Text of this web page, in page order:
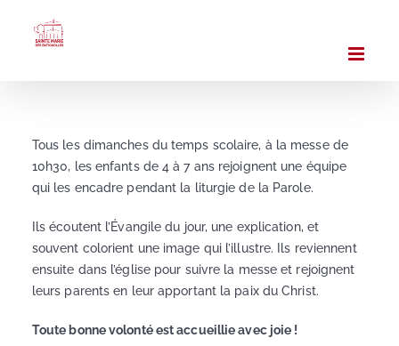
Tous les dimanches du temps scolaire, à la messe de
10h30, les enfants de 4 à 7 ans rejoignent une équipe
qui les encadre pendant la liturgie de la Parole.
Ils écoutent l’Évangile du jour, une explication, et
souvent colorient une image qui l’illustre. Ils reviennent
ensuite dans l’église pour suivre la messe et rejoignent
leurs parents en leur apportant la paix du Christ.
Toute bonne volonté est accueillie avec joie !